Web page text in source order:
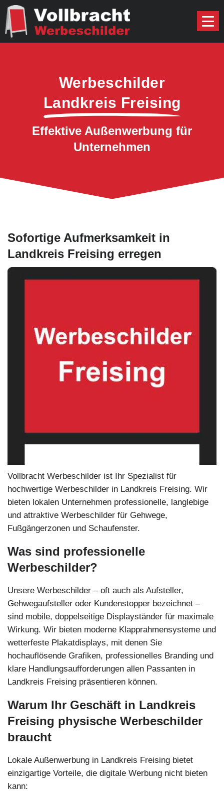
Werbeschilder
Landkreis Freising
Effektive Außenwerbung für
Unternehmen
Sofortige Aufmerksamkeit in
Landkreis Freising erregen
Vollbracht Werbeschilder ist Ihr Spezialist für
hochwertige Werbeschilder in Landkreis Freising. Wir
bieten lokalen Unternehmen professionelle, langlebige
und attraktive Werbeschilder für Gehwege,
Fußgängerzonen und Schaufenster.
Was sind professionelle
Werbeschilder?
Unsere Werbeschilder – oft auch als Aufsteller,
Gehwegaufsteller oder Kundenstopper bezeichnet –
sind mobile, doppelseitige Displayständer für maximale
Wirkung. Wir bieten moderne Klapprahmensysteme und
wetterfeste Plakatdisplays, mit denen Sie
hochauflösende Grafiken, professionelles Branding und
klare Handlungsaufforderungen allen Passanten in
Landkreis Freising präsentieren können.
Warum Ihr Geschäft in Landkreis
Freising physische Werbeschilder
braucht
Lokale Außenwerbung in Landkreis Freising bietet
einzigartige Vorteile, die digitale Werbung nicht bieten
kann: